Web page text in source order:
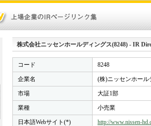
株式会社ニッセンホールディングス(8248) - IR
コード 8248
企業名 (株)ニッセンホール
市場 大証1部
業種 小売業
日本語Webサイト(*) http://www.nissen-